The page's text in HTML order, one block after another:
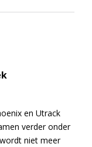
en Utrack
verder onder
niet meer